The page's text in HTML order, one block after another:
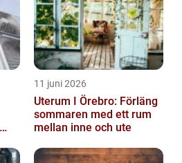
11 juni 2026
Uterum I Örebro: Förläng
sommaren med ett rum
mellan inne och ute